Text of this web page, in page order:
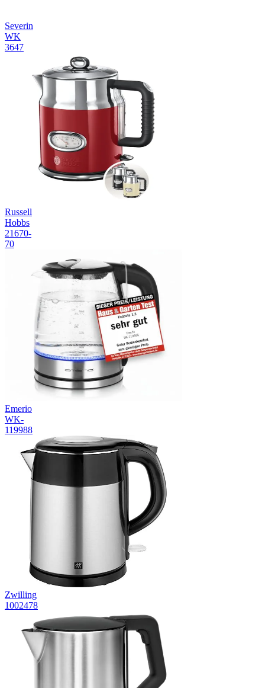
Severin
WK
3647
Russell
Hobbs
21670-
70
Emerio
WK-
119988
Zwilling
1002478